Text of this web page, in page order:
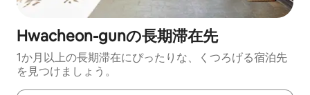
Hwacheon-gunの長期滞在先
1か月以上の長期滞在にぴったりな、くつろげる宿泊先
を見つけましょう。